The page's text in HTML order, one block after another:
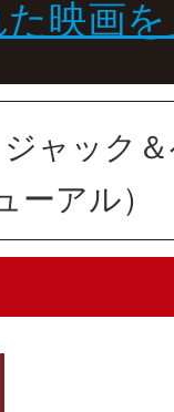
た映画
ジャック
ーアル）